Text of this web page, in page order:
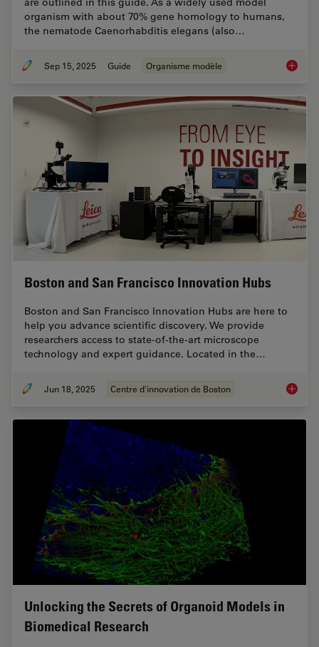
organism with about 70% gene homology to humans,
the nematode Caenorhabditis elegans (also…
Sep 15, 2025 Guide Organisme modèle A
Boston and San Francisco Innovation Hubs
Boston and San Francisco Innovation Hubs are here to
help you advance scientific discovery. We provide
researchers access to state-of-the-art microscope
technology and expert guidance. Located in the…
Jun 18, 2025 Centre d'innovation de Boston Boston
Unlocking the Secrets of Organoid Models in
Biomedical Research